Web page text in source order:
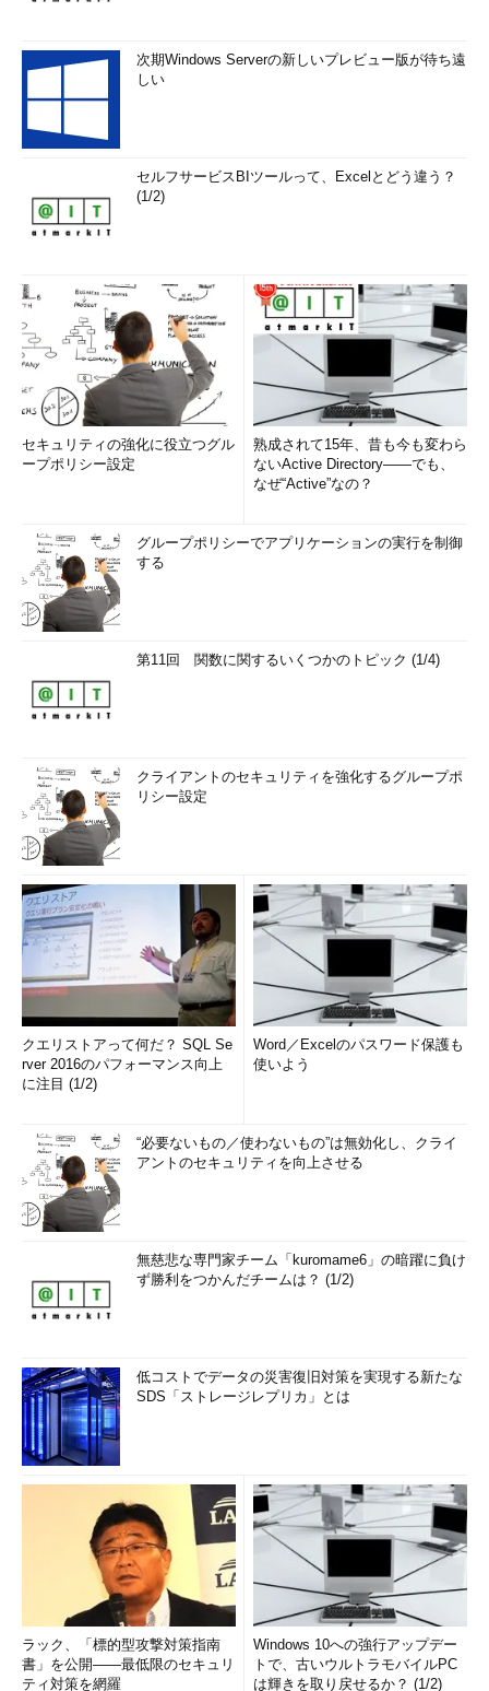
次期Windows Serverの新しいプレビュー版が待ち遠
しい
セルフサービスBIツールって、Excelとどう違う？
(1/2)
セキュリティの強化に役立つグル
ープポリシー設定
熟成されて15年、昔も今も変わら
ないActive Directory――でも、
なぜ“Active”なの？
グループポリシーでアプリケーションの実行を制御
する
第11回 関数に関するいくつかのトピック (1/4)
クライアントのセキュリティを強化するグループポ
リシー設定
クエリストアって何だ？ SQL Se
rver 2016のパフォーマンス向上
に注目 (1/2)
Word／Excelのパスワード保護も
使いよう
“必要ないもの／使わないもの”は無効化し、クライ
アントのセキュリティを向上させる
無慈悲な専門家チーム「kuromame6」の暗躍に負け
ず勝利をつかんだチームは？ (1/2)
低コストでデータの災害復旧対策を実現する新たな
SDS「ストレージレプリカ」とは
ラック、「標的型攻撃対策指南
書」を公開――最低限のセキュリ
ティ対策を網羅
Windows 10への強行アップデー
トで、古いウルトラモバイルPC
は輝きを取り戻せるか？ (1/2)